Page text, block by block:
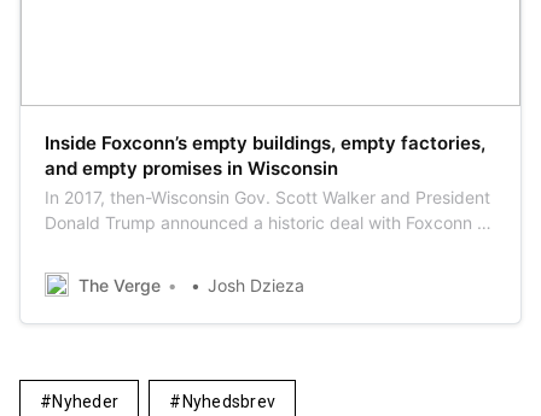
Inside Foxconn’s empty buildings, empty factories,
and empty promises in Wisconsin
In 2017, then-Wisconsin Gov. Scott Walker and President
Donald Trump announced a historic deal with Foxconn to
jobs, buildings, or promises have been fulfilled — and
they look like they never will. The Verge’s Josh Dzieza
investigates two years …
The Verge Josh Dzieza
Nyheder Nyhedsbrev